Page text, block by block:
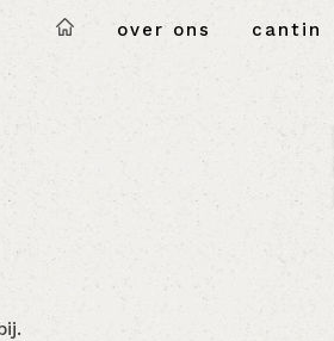
over ons cantin